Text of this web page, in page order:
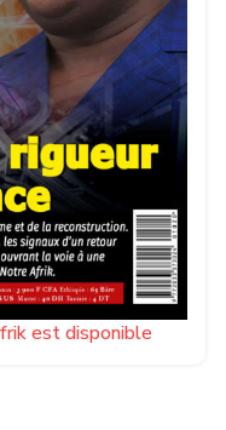
est disponible